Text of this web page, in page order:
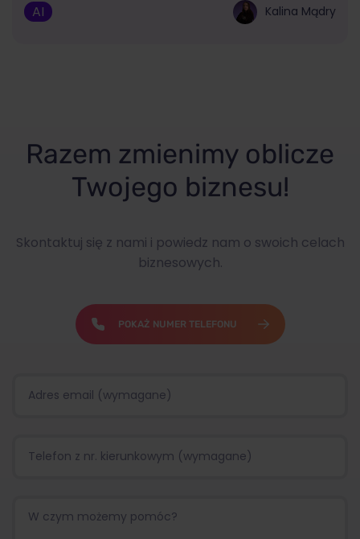
AI Kalina Mądry
Razem zmienimy oblicze
Twojego biznesu!
Skontaktuj się z nami i powiedz nam o swoich celach
biznesowych.
POKAŻ NUMER TELEFONU